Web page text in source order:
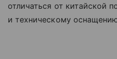
отличаться от китайской
и техническому